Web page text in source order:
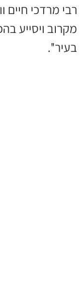
רבי מרדכי חיים
מקרוב ויסייע
בעיר''.